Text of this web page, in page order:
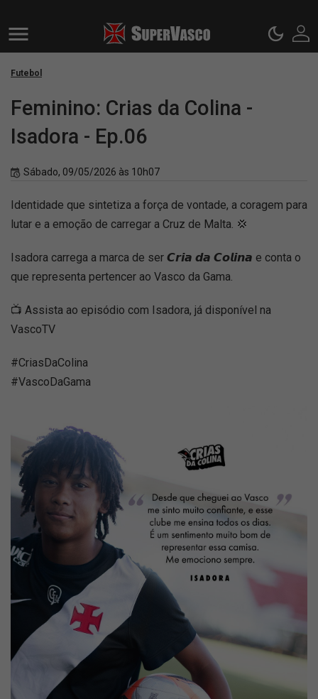
Futebol
Feminino: Crias da Colina -
Isadora - Ep.06
Sábado, 09/05/2026 às 10h07
Identidade que sintetiza a força de vontade, a coragem para
lutar e a emoção de carregar a Cruz de Malta. 💢
Isadora carrega a marca de ser 𝘾𝙧𝙞𝙖 𝙙𝙖 𝘾𝙤𝙡𝙞𝙣𝙖 e conta o
que representa pertencer ao Vasco da Gama.
📺 Assista ao episódio com Isadora, já disponível na
VascoTV
#CriasDaColina
#VascoDaGama